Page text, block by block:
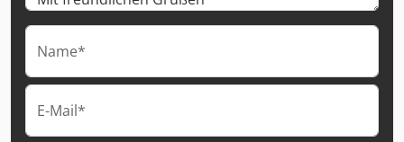
Name*
E-Mail*